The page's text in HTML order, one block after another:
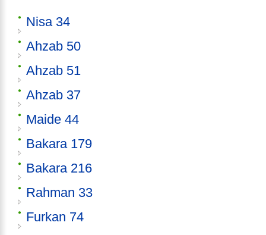
Nisa 34
Ahzab 50
Ahzab 51
Ahzab 37
Maide 44
Bakara 179
Bakara 216
Rahman 33
Furkan 74